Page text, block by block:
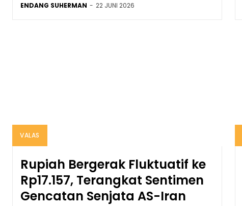
ENDANG SUHERMAN - 22 JUNI 2026
VALAS
Rupiah Bergerak Fluktuatif ke
Rp17.157, Terangkat Sentimen
Gencatan Senjata AS-Iran